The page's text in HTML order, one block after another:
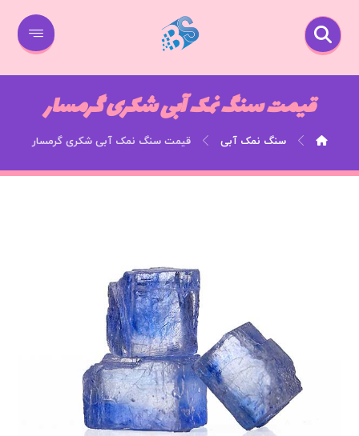
قیمت سنگ نمک آبی شکری گرمسار
سنگ نمک آبی قیمت سنگ نمک آبی شکری گرمسار